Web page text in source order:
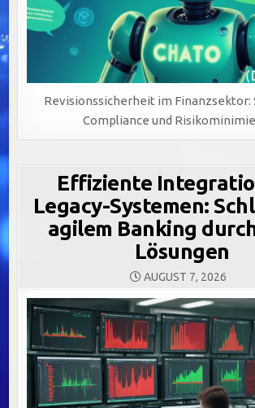
Revisionssicherheit im Finanzsektor:
Compliance und
Effiziente
Legacy-Systemen:
agilem Banking
Lösungen
AUGUST 7, 2026